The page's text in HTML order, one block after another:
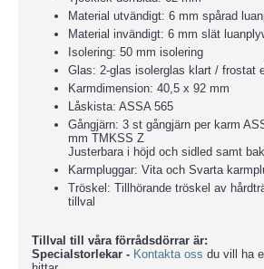
Material utvändigt: 6 mm spårad
Material invändigt: 6 mm slät
Isolering: 50 mm isolering
Glas: 2-glas isolerglas klart / frostat
Karmdimension: 40,5 x 92 mm
Låskista: ASSA 565
Gångjärn: 3 st gångjärn per karm
mm TMKSS Z
Justerbara i höjd och sidled samt
Karmpluggar: Vita och Svarta
Tröskel: Tillhörande tröskel av
tillval
Tillval till våra förrådsdörrar är:
Specialstorlekar - Kontakta oss du vill ha